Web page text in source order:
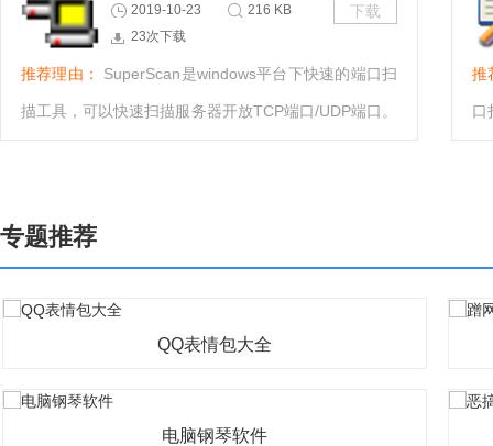
2019-10-23
216 KB
23次下载
下载
推荐理由： SuperScan是windows平台下快速的端口扫
描工具，可以快速扫描服务器开放TCP端口/UDP端口。
推
口
专题推荐
QQ表情包大全
电脑钢琴软件